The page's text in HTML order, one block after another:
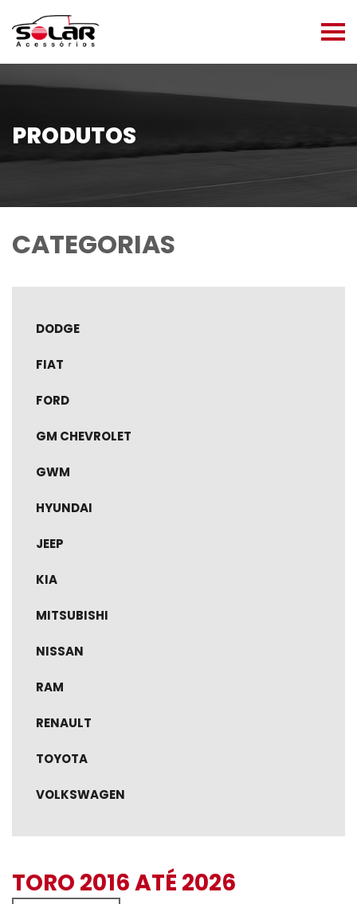
PRODUTOS
CATEGORIAS
DODGE
FIAT
FORD
GM CHEVROLET
GWM
HYUNDAI
JEEP
KIA
MITSUBISHI
NISSAN
RAM
RENAULT
TOYOTA
VOLKSWAGEN
TORO 2016 ATÉ 2026